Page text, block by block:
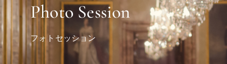
Photo Session
フォトセッション